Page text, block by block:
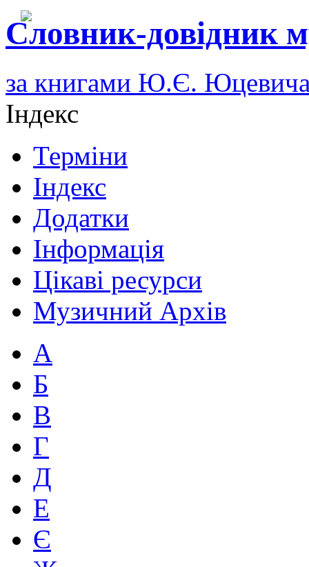
Словник-довідник
за книгами Ю.Є.
Індекс
Терміни
Індекс
Додатки
Інформація
Цікаві ресурси
Музичний Архів
А
Б
В
Г
Д
Е
Є